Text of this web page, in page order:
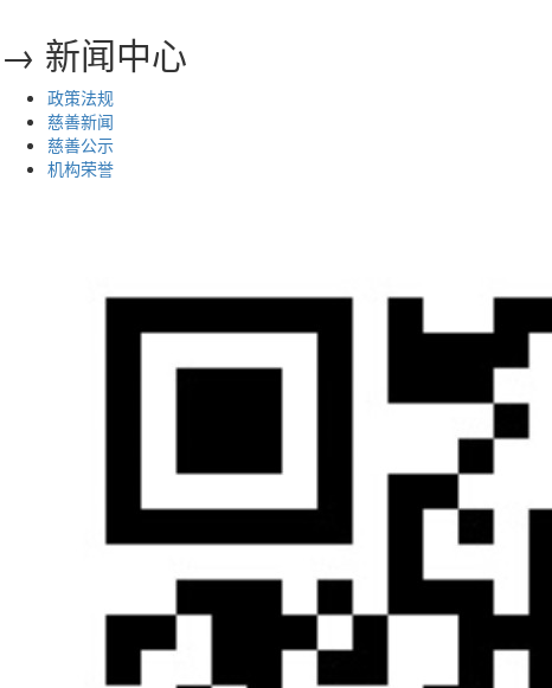
→ 新闻中心
政策法规
慈善新闻
慈善公示
机构荣誉